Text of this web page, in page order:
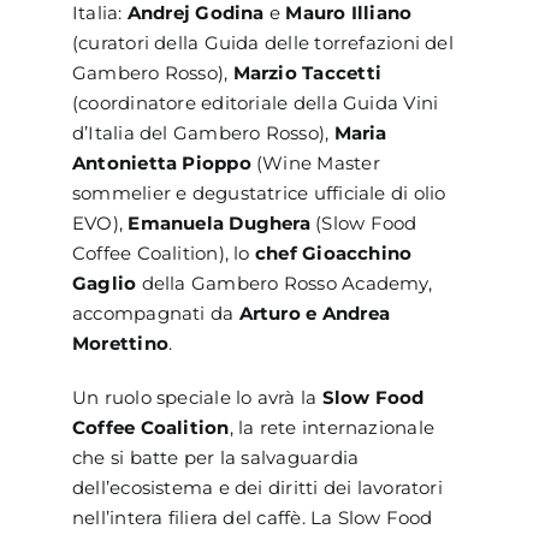
Italia: Andrej Godina e Mauro Illiano
(curatori della Guida delle torrefazioni del
Gambero Rosso), Marzio Taccetti
(coordinatore editoriale della Guida Vini
d’Italia del Gambero Rosso), Maria
Antonietta Pioppo(Wine Master
sommelier e degustatrice ufficiale di olio
EVO), Emanuela Dughera(Slow Food
Coffee Coalition), lo chef Gioacchino
Gaglio della Gambero Rosso Academy,
accompagnati da Arturo e Andrea
Morettino.
Un ruolo speciale lo avrà la Slow Food
Coffee Coalition, la rete internazionale
che si batte per la salvaguardia
dell’ecosistema e dei diritti dei lavoratori
nell’intera filiera del caffè. La Slow Food